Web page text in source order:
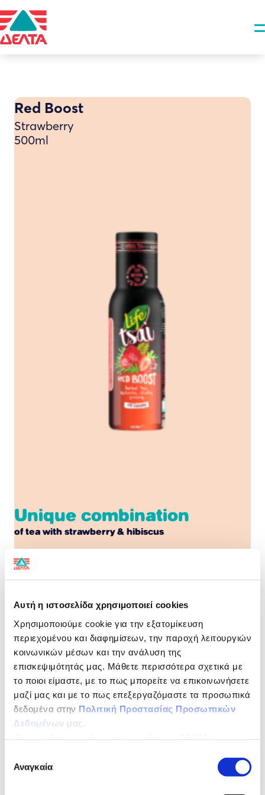
Αυτή η ιστοσελίδα χρησιμοποιεί cookies
Χρησιμοποιούμε cookie για την εξατομίκευση
περιεχομένου και διαφημίσεων, την παροχή λειτουργιών
κοινωνικών μέσων και την ανάλυση της
επισκεψιμότητάς μας. Μάθετε περισσότερα σχετικά με
το ποιοι είμαστε, με το πως μπορείτε να επικοινωνήσετε
μαζί μας και με το πως επεξεργαζόμαστε τα προσωπικά
δεδομένα στην Πολιτική Προστασίας Προσωπικών
Δεδομένων μας.
συγκατάθεσης
Αναγκαία
Red Boost
Strawberry
500ml
Unique combination
of tea with strawberry & hibiscus
Without sugar,
preservatives, stabilizers
and colouring
Life Tsai.
Special combination of herbal tea with fruits and
selected herbs, which meet special needs at any time
of the day with 0% sugar.
NUTRITIONAL DECLARATION
per 100ml
Energy
5kJ/1kcal
Fats
0g